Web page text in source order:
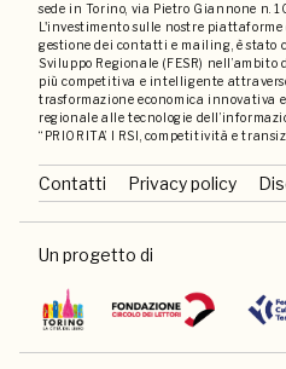
sede in Torino, via Pietro Giannone n.
L'investimento sulle nostre
gestione dei contatti e mailing, è stato
Sviluppo Regionale (FESR) nell’ambito
più competitiva e intelligente
trasformazione economica innovativa
regionale alle tecnologie
“PRIORITA’ I RSI, competitività e
Contatti Privacy policy
Un progetto di